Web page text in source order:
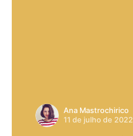
Ana Mastrochirico
11 de julho de 2022